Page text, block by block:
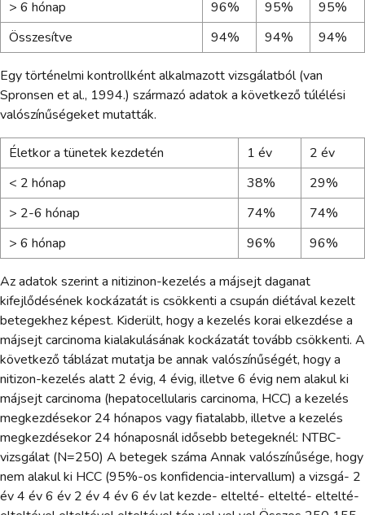
> 6 hónap 96% 95%
95%
Összesítve
94% 94% 94%
Egy történelmi kontrollként alkalmazott vizsgálatból (van
Spronsen et al., 1994.) származó adatok a következő túlélési
valószínűségeket mutatták.
Életkor a tünetek kezdetén 1 év
2 év
< 2 hónap
38%
29%
> 2-6 hónap
74%
74%
> 6 hónap
96% 96%
Az adatok szerint a nitizinon-kezelés a májsejt daganat
kifejlődésének kockázatát is csökkenti a csupán diétával kezelt
betegekhez képest. Kiderült, hogy a kezelés korai elkezdése a
májsejt carcinoma kialakulásának kockázatát tovább csökkenti. A
következő táblázat mutatja be annak valószínűségét, hogy a
nitizon-kezelés alatt 2 évig, 4 évig, illetve 6 évig nem alakul ki
májsejt carcinoma (hepatocellularis carcinoma, HCC) a kezelés
megkezdésekor 24 hónapos vagy fiatalabb, illetve a kezelés
megkezdésekor 24 hónaposnál idősebb betegeknél: NTBC-
vizsgálat (N=250) A betegek száma Annak valószínűsége, hogy
nem alakul ki HCC (95%-os konfidencia-intervallum) a vizsgá- 2
év 4 év 6 év 2 év 4 év 6 év lat kezde- eltelté- eltelté- eltelté-